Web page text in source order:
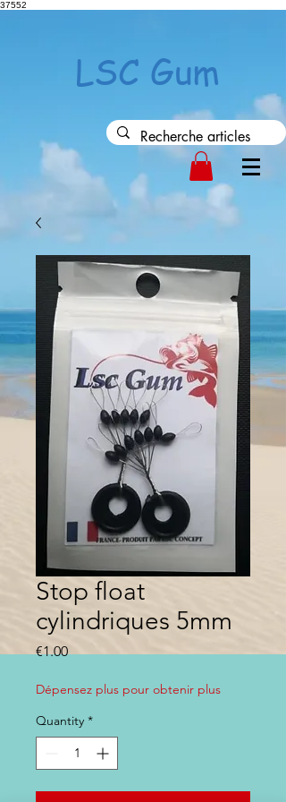
37552
LSC Gum
Stop float
cylindriques 5mm
€1.00Price
Dépensez plus pour obtenir plus
Quantity *